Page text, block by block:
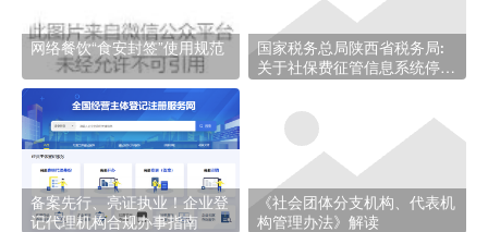
网络餐饮“食安封签”使用规范
国家税务总局陕西省税务局:
关于社保费征管信息系统停机
备案先行、亮证执业！企业登
记代理机构合规办事指南
《社会团体分支机构、代表机
构管理办法》解读